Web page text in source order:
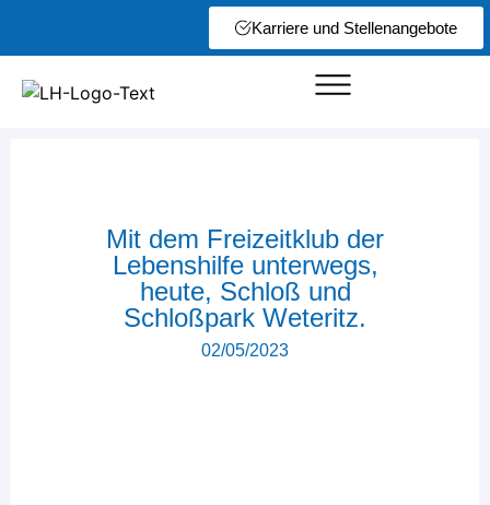
Karriere und Stellenangebote
Mit dem Freizeitklub der
Lebenshilfe unterwegs,
heute, Schloß und
Schloßpark Weteritz.
02/05/2023